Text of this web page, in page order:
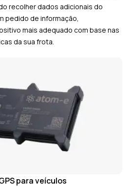
recolher dados adicionais do
pedido de informação,
mais adequado com base nas
da sua frota.
para veículos